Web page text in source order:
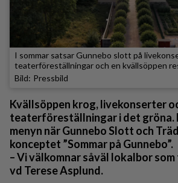
I sommar satsar Gunnebo slott på
teaterföreställningar och en kvällsöppen
Pressbild
Kvällsöppen krog, livekonserter
teaterföreställningar i det gröna.
menyn när Gunnebo Slott och
konceptet ”Sommar på Gunnebo”.
– Vi välkomnar såväl lokalbor
vd Terese Asplund.